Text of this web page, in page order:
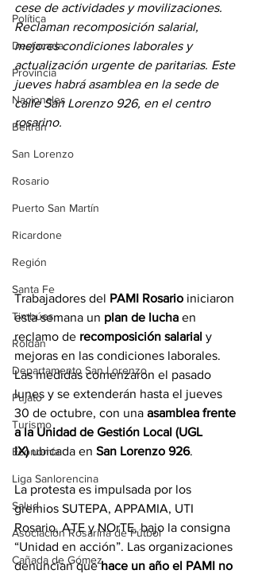
Política
Destacada
Provincia
Nacionales
Beltrán
San Lorenzo
Rosario
Puerto San Martín
Ricardone
Región
Santa Fe
Timbúes
Roldán
Departamento San Lorenzo
Pujato
Turismo
Economía
Liga Sanlorencina
Salud
Asociación Rosarina de Fútbol
Cañada de Gómez
cese de actividades y movilizaciones.
Reclaman recomposición salarial,
mejores condiciones laborales y
actualización urgente de paritarias. Este
jueves habrá asamblea en la sede de
calle San Lorenzo 926, en el centro
rosarino.
Trabajadores del PAMI Rosario iniciaron
esta semana un plan de lucha en
reclamo de recomposición salarial y
mejoras en las condiciones laborales.
Las medidas comenzaron el pasado
lunes y se extenderán hasta el jueves
30 de octubre, con una asamblea frente
a la Unidad de Gestión Local (UGL
IX) ubicada en San Lorenzo 926.
La protesta es impulsada por los
gremios SUTEPA, APPAMIA, UTI
Rosario, ATE y NOrTE, bajo la consigna
“Unidad en acción”. Las organizaciones
denuncian que hace un año el PAMI no